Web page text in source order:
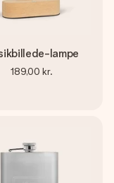
lampe
189,00 kr.